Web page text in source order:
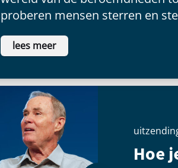
proberen mensen sterren en
voldoening te vinden als ze
schitteren.
lees meer
Hoe